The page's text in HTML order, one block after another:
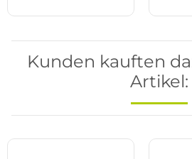
Kunden kauften
Artikel: